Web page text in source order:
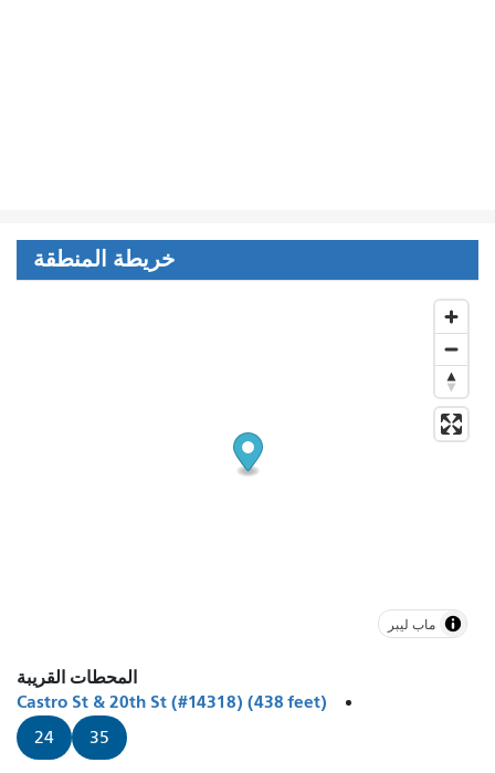
خريطة المنطقة
ماب ليبر
المحطات القريبة
Castro St & 20th St (#14318) (438 feet)
24 35